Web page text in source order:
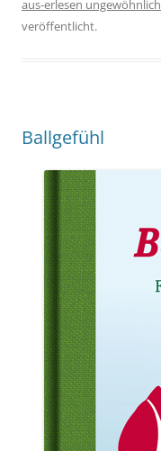
aus-erlesen ungewöhnlich
veröffentlicht.
Ballgefühl